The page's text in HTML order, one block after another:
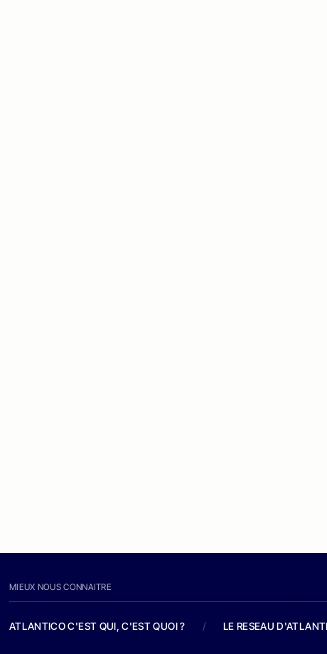
MIEUX NOUS CONNAITRE
ATLANTICO C'EST QUI, C'EST QUOI ? / LE RESEAU